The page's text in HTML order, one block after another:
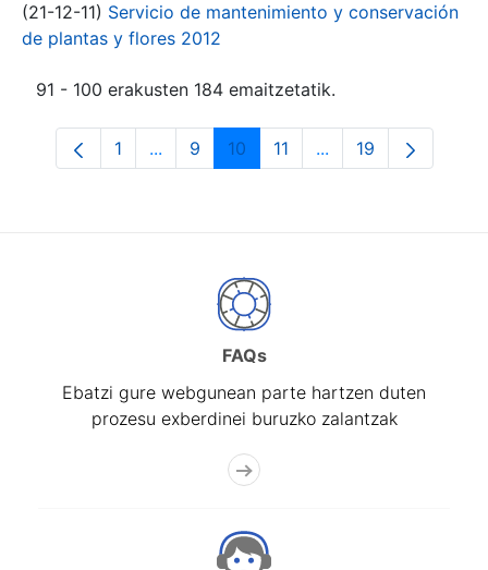
(21-12-11) Servicio de mantenimiento y conservación
de plantas y flores 2012
91 - 100 erakusten 184 emaitzetatik.
Orrialdea
1 ...Intermediate Pages Use TAB to
Orrialdea
9 Orrialdea
10 Orrialdea
11 ...Intermediate Pages
Orrialdea
19
FAQs
Ebatzi gure webgunean parte hartzen duten
prozesu exberdinei buruzko zalantzak